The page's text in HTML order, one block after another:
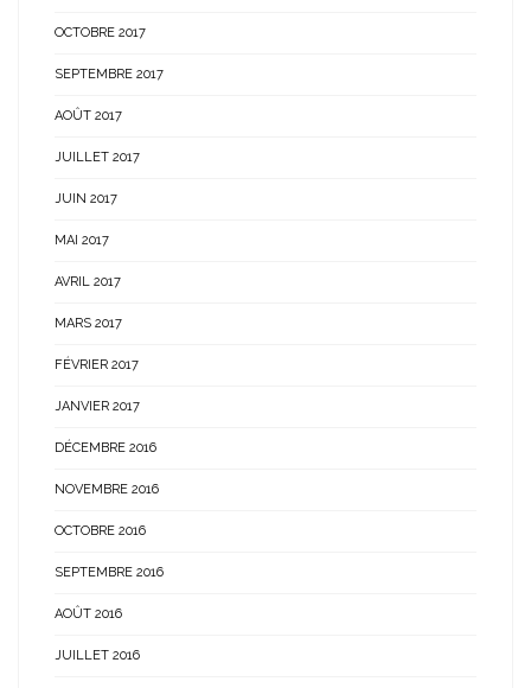
OCTOBRE 2017
SEPTEMBRE 2017
AOÛT 2017
JUILLET 2017
JUIN 2017
MAI 2017
AVRIL 2017
MARS 2017
FÉVRIER 2017
JANVIER 2017
DÉCEMBRE 2016
NOVEMBRE 2016
OCTOBRE 2016
SEPTEMBRE 2016
AOÛT 2016
JUILLET 2016